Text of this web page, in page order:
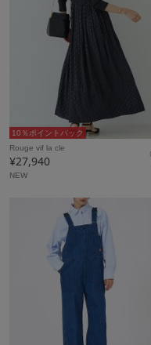
10％ポイントバック
Rouge vif la cle
¥27,940
NEW